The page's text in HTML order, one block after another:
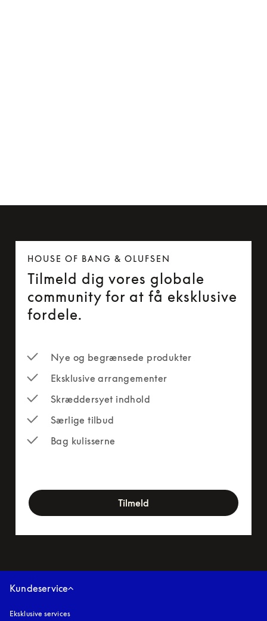
HOUSE OF BANG & OLUFSEN
Tilmeld dig vores globale
community for at få eksklusive
fordele.
Nye og begrænsede produkter
Eksklusive arrangementer
Skræddersyet indhold
Særlige tilbud
Bag kulisserne
Tilmeld
Kundeservice
Eksklusive services